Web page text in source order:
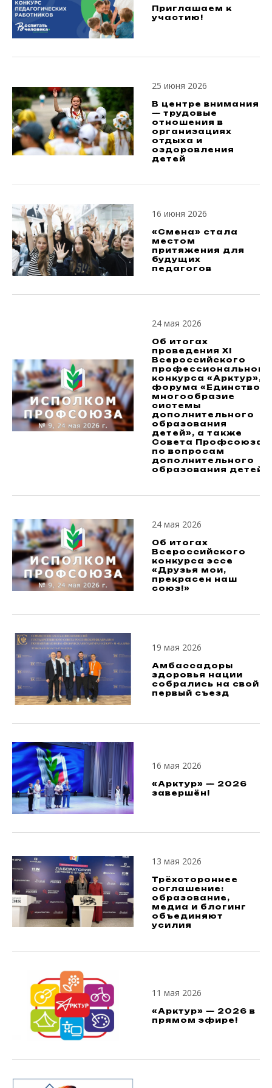
Приглашаем к
участию!
25 июня 2026
В центре внимания
— трудовые
отношения в
организациях
отдыха и
оздоровления
детей
16 июня 2026
«Смена» стала
местом
притяжения для
будущих
педагогов
24 мая 2026
Об итогах
проведения XI
Всероссийского
профессионального
конкурса «Арктур»,
форума «Единство и
многообразие
системы
дополнительного
образования
детей», а также
Совета Профсоюза
по вопросам
дополнительного
образования детей
24 мая 2026
Об итогах
Всероссийского
конкурса эссе
«Друзья мои,
прекрасен наш
союз!»
19 мая 2026
Амбассадоры
здоровья нации
собрались на свой
первый съезд
16 мая 2026
«Арктур» — 2026
завершён!
13 мая 2026
Трёхстороннее
соглашение:
образование,
медиа и блогинг
объединяют
усилия
11 мая 2026
«Арктур» — 2026 в
прямом эфире!